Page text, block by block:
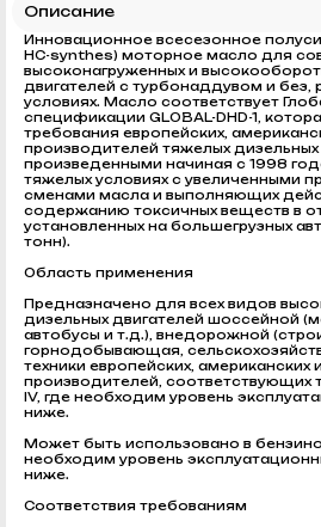
Описание
Инновационное всесезонное
HC-synthes) моторное масло для
высоконагруженных и
двигателей с турбонаддувом и
условиях. Масло соответствует
спецификации GLOBAL-DHD-1,
требования европейских,
производителей тяжелых дизельных
произведенными начиная с 1998
тяжелых условиях с увеличенными
сменами масла и выполняющих
содержанию токсичных веществ в
установленных на большегрузных
тонн).
Область применения
Предназначено для всех видов
дизельных двигателей шоссейной
автобусы и т.д.), внедорожной
горнодобывающая,
техники европейских, американских
производителей, соответствующих
IV, где необходим уровень
ниже.
Может быть использовано в
необходим уровень
ниже.
Соответствия требованиям